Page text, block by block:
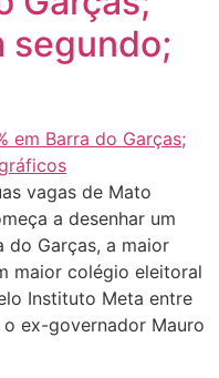
segundo;
vagas de Mato
a desenhar um
do Garças, a maior
maior colégio eleitoral
Instituto Meta entre
ex-governador Mauro